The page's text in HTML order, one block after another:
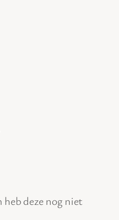
heb deze nog niet